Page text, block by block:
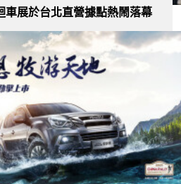
車展於台北直營據點熱鬧落幕